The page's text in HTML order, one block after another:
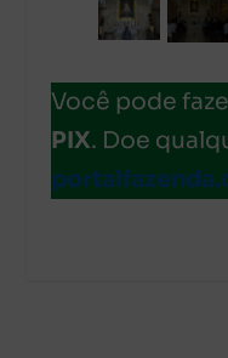
Você pode
PIX. Doe